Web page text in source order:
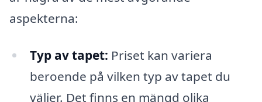
aspekterna:
Typ av tapet: Priset kan variera
beroende på vilken typ av tapet du
väljer. Det finns en mängd olika